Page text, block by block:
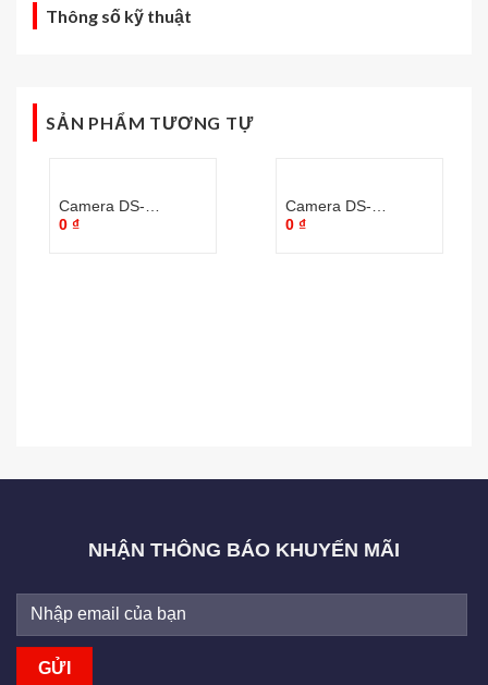
Thông số kỹ thuật
SẢN PHẨM TƯƠNG TỰ
Camera DS-
2DF8236IV-AELW
0 ₫
Camera DS-
2DE5225IW-AE
0 ₫
NHẬN THÔNG BÁO KHUYẾN MÃI